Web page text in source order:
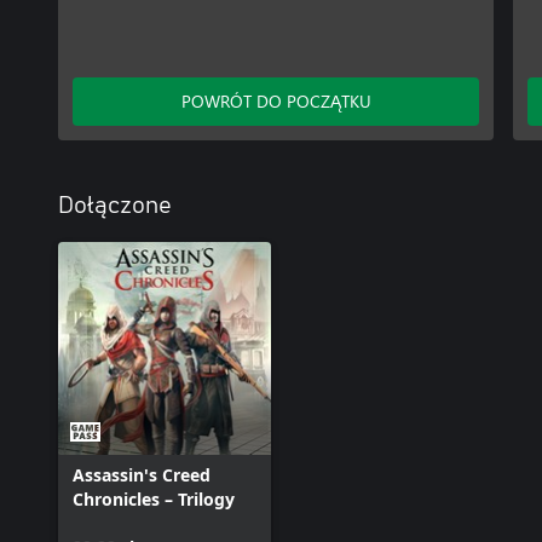
POWRÓT DO POCZĄTKU
Dołączone
Assassin's Creed
Chronicles – Trilogy